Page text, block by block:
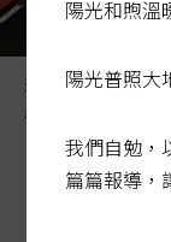
這屆國會多次上
委顧及形象也不
系資料照片
陽光和煦溫
陽光普照大
我們自勉，
篇篇報導，